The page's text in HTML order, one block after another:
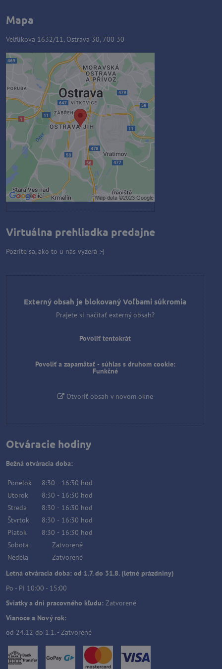
Mapa
Velflíkova 1632/11, Ostrava 30, 700 30
Externý obsah je blokovaný
Voľbami súkromia
Prajete si načítať externý obsah?
Povoliť tentokrát
Povoliť a zapamätať - súhlas s
druhom cookie: Funkčné
Otvoriť obsah v novom okne
Virtuálna prehliadka predajne
Pozrite sa, ako to u nás vyzerá :-)
Externý obsah je blokovaný Voľbami súkromia
Prajete si načítať externý obsah?
Povoliť tentokrát
Povoliť a zapamätať - súhlas s druhom cookie:
Funkčné
Otvoriť obsah v novom okne
Otváracie hodiny
Bežná otváracia doba:
Ponelok 8:30 - 16:30 hod
Utorok
8:30 - 16:30 hod
Streda
8:30 - 16:30 hod
Štvrtok
8:30 - 16:30 hod
Piatok
8:30 - 16:30 hod
Sobota
Zatvorené
Nedela
Zatvorené
Letná otváracia doba: od 1.7. do 31.8. (letné prázdniny)
Po - Pi 10:00 - 15:00
Sviatky a dni pracovného kľudu: Zatvorené
Vianoce a Nový rok:
od 24.12 do 1.1. - Zatvorené